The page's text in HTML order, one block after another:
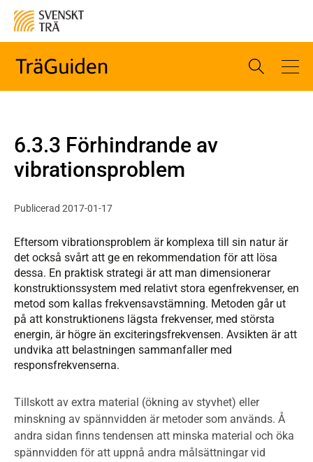
6.3.3 Förhindrande av
vibrationsproblem
Publicerad 2017-01-17
Eftersom vibrationsproblem är komplexa till sin natur är
det också svårt att ge en rekommendation för att lösa
dessa. En praktisk strategi är att man dimensionerar
konstruktionssystem med relativt stora egenfrekvenser, en
metod som kallas frekvensavstämning. Metoden går ut
på att konstruktionens lägsta frekvenser, med största
energin, är högre än exciteringsfrekvensen. Avsikten är att
undvika att belastningen sammanfaller med
responsfrekvenserna.
Tillskott av extra material (ökning av styvhet) eller
minskning av spännvidden är metoder som används. Å
andra sidan finns tendensen att minska material och öka
spännvidden för att uppnå andra målsättningar vid